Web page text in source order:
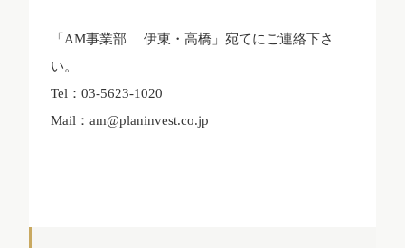
「AM事業部 伊東・高橋」宛てにご連絡下さ
い。
Tel：03-5623-1020
Mail：am@planinvest.co.jp